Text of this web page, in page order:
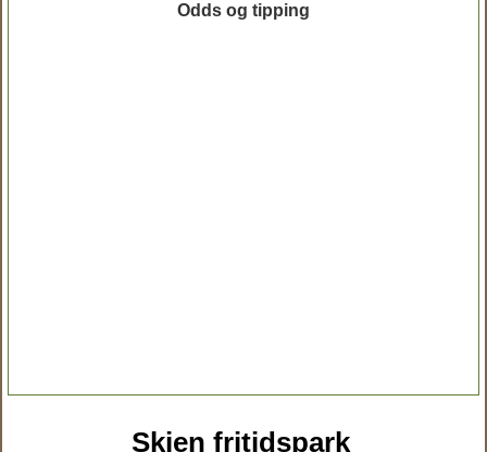
Odds og tipping
Skien fritidspark